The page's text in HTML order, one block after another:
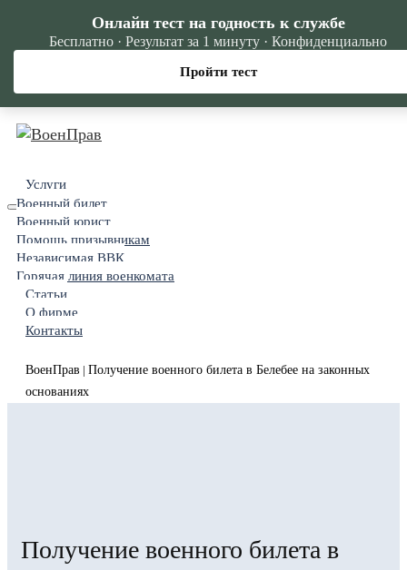
Услуги
Военный билет
Военный юрист
Помощь призывникам
Независимая ВВК
Горячая линия военкомата
Статьи
О фирме
Контакты
ВоенПрав
Получение военного билета в Белебее на законных
основаниях
Получение военного билета в
Онлайн тест на годность к службе
Бесплатно · Результат за 1 минуту · Конфиденциально
Пройти тест